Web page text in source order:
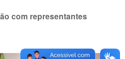
com representantes